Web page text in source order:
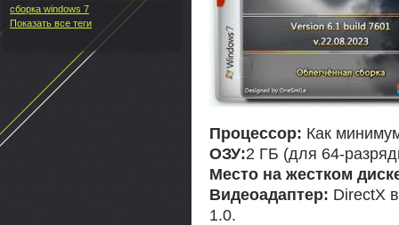
Процессор: Как
ОЗУ:2 ГБ (для 64-
Место на жестком
Видеоадаптер: DirectX
1.0.
сборка windows 7
Показать все теги